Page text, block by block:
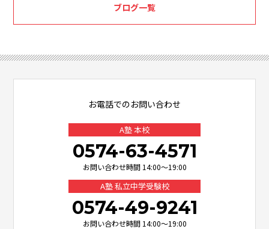
ブログ一覧
お電話でのお問い合わせ
A塾 本校
0574-63-4571
お問い合わせ時間 14:00～19:00
A塾 私立中学受験校
0574-49-9241
お問い合わせ時間 14:00～19:00